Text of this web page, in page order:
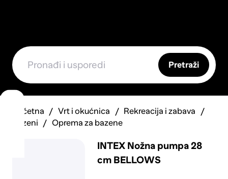
Pretraži
Početna Vrt i okućnica
Rekreacija i zabava
Bazeni
Oprema za bazene
INTEX Nožna pumpa 28
cm BELLOWS